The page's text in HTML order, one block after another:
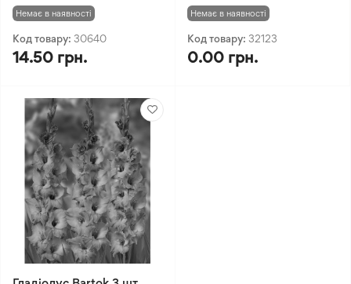
Немає в наявності
Код товару: 30640
14.50 грн.
Немає в наявності
Код товару: 32123
0.00 грн.